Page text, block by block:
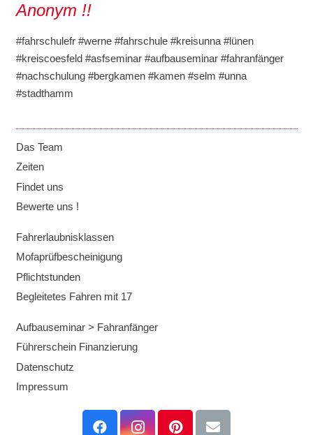
Anonym !!
#fahrschulefr #werne #fahrschule #kreisunna #lünen
#kreiscoesfeld #asfseminar #aufbauseminar #fahranfänger
#nachschulung #bergkamen #kamen #selm #unna
#stadthamm
Das Team
Zeiten
Findet uns
Bewerte uns !
Fahrerlaubnisklassen
Mofaprüfbescheinigung
Pflichtstunden
Begleitetes Fahren mit 17
Aufbauseminar > Fahranfänger
Führerschein Finanzierung
Datenschutz
Impressum